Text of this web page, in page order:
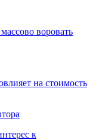
воровать
на стоимость
к